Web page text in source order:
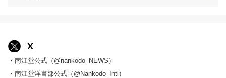
X
・南江堂公式（@nankodo_NEWS）
・南江堂洋書部公式（@Nankodo_Intl）